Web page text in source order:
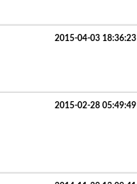
2015-04-03 18:36:23
2015-02-28 05:49:49